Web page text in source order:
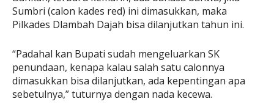
Sumbri (calon kades red) ini dimasukkan, maka
Pilkades Dlambah Dajah bisa dilanjutkan tahun ini.
“Padahal kan Bupati sudah mengeluarkan SK
penundaan, kenapa kalau salah satu calonnya
dimasukkan bisa dilanjutkan, ada kepentingan apa
sebetulnya,” tuturnya dengan nada kecewa.